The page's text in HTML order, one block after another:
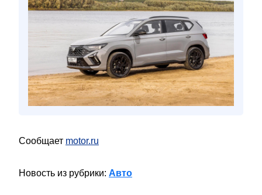
Сообщает motor.ru
Новость из рубрики: Авто